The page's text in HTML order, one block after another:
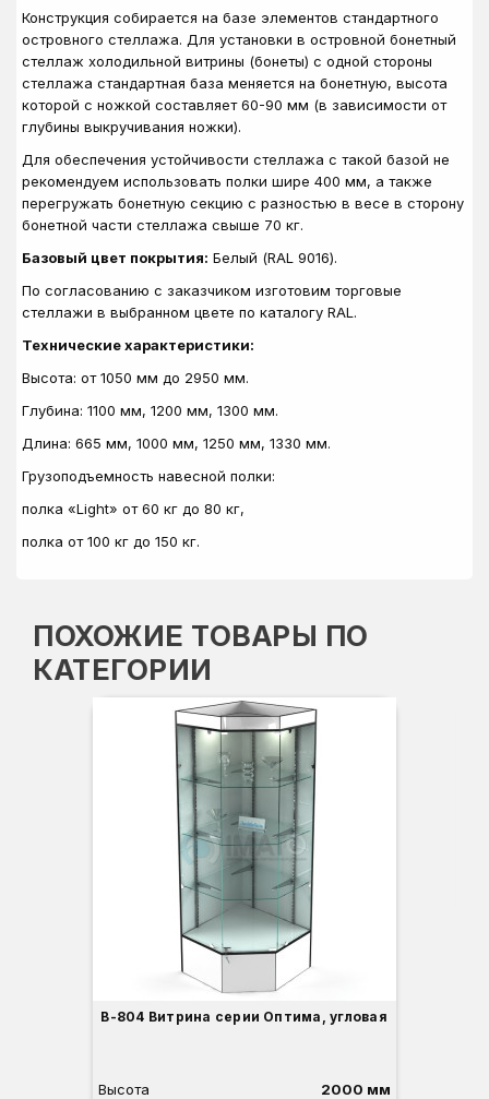
Конструкция собирается на базе элементов стандартного
островного стеллажа. Для установки в островной бонетный
стеллаж холодильной витрины (бонеты) с одной стороны
стеллажа стандартная база меняется на бонетную, высота
которой с ножкой составляет 60-90 мм (в зависимости от
глубины выкручивания ножки).
Для обеспечения устойчивости стеллажа с такой базой не
рекомендуем использовать полки шире 400 мм, а также
перегружать бонетную секцию с разностью в весе в сторону
бонетной части стеллажа свыше 70 кг.
Базовый цвет покрытия: Белый (RAL 9016).
По согласованию с заказчиком изготовим торговые
стеллажи в выбранном цвете по каталогу RAL.
Технические характеристики:
Высота: от 1050 мм до 2950 мм.
Глубина: 1100 мм, 1200 мм, 1300 мм.
Длина: 665 мм, 1000 мм, 1250 мм, 1330 мм.
Грузоподъемность навесной полки:
полка «Light» от 60 кг до 80 кг,
полка от 100 кг до 150 кг.
ПОХОЖИЕ ТОВАРЫ ПО
КАТЕГОРИИ
В-804 Витрина серии Оптима, угловая
Высота
2000 мм